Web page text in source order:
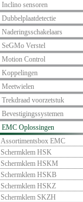
Inclino sensoren
Dubbelplaatdetectie
Naderingsschakelaars
SeGMo Verstel
Motion Control
Koppelingen
Meetwielen
Trekdraad voorzetstuk
Bevestigingssystemen
EMC Oplossingen
Assortimentsbox EMC
Schermklem HSK
Schermklem HSKM
Schermklem HSKB
Schermklem HSKZ
Schermklem SKZH